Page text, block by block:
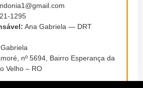
1295
Ana Gabriela — DRT
nº 5694, Bairro Esperança da
Velho – RO